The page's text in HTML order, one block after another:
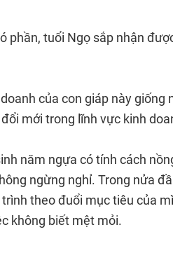
phần, tuổi Ngọ sắp nhận
của con giáp này giống
mới trong lĩnh vực kinh
năm ngựa có tính cách
ngừng nghỉ. Trong nửa
theo đuổi mục tiêu của
không biết mệt mỏi.